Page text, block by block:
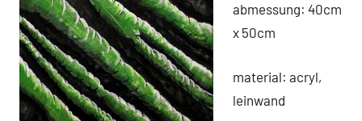
abmessung: 40cm
x 50cm
material: acryl,
leinwand